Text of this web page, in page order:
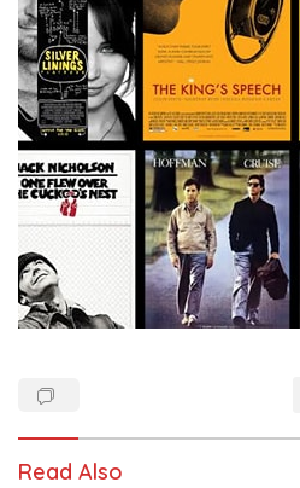
Read Also